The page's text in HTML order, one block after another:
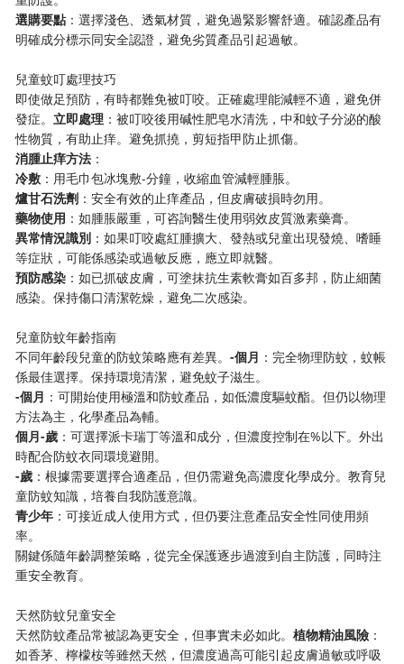
​選購要點​ ​：選擇淺色、透氣材質，避免過緊影響舒適。確認產品有
明確成分標示同安全認證，避免劣質產品引起過敏。
兒童蚊叮處理技巧
即使做足預防，有時都難免被叮咬。正確處理能減輕不適，避免併
發症。​​立即處理​ ​：被叮咬後用碱性肥皂水清洗，中和蚊子分泌的酸
性物質，有助止痒。避免抓撓，剪短指甲防止抓傷。
​消腫止痒方法​ ​：
​冷敷​ ​：用毛巾包冰塊敷-分鐘，收縮血管減輕腫脹。
​爐甘石洗劑​ ​：安全有效的止痒產品，但皮膚破損時勿用。
​藥物使用​ ​：如腫脹嚴重，可咨詢醫生使用弱效皮質激素藥膏。
​異常情況識別​ ​：如果叮咬處紅腫擴大、發熱或兒童出現發燒、嗜睡
等症狀，可能係感染或過敏反應，應立即就醫。
​預防感染​ ​：如已抓破皮膚，可塗抹抗生素軟膏如百多邦，防止細菌
感染。保持傷口清潔乾燥，避免二次感染。
兒童防蚊年齡指南
不同年齡段兒童的防蚊策略應有差異。​​-個月​ ​：完全物理防蚊，蚊帳
係最佳選擇。保持環境清潔，避免蚊子滋生。
​-個月​ ​：可開始使用極溫和防蚊產品，如低濃度驅蚊酯。但仍以物理
方法為主，化學產品為輔。
​個月-歲​ ​：可選擇派卡瑞丁等溫和成分，但濃度控制在%以下。外出
時配合防蚊衣同環境避開。
​-歲​ ​：根據需要選擇合適產品，但仍需避免高濃度化學成分。教育兒
童防蚊知識，培養自我防護意識。
​青少年​ ​：可接近成人使用方式，但仍要注意產品安全性同使用頻
率。
關鍵係隨年齡調整策略，從完全保護逐步過渡到自主防護，同時注
重安全教育。
天然防蚊兒童安全
天然防蚊產品常被認為更安全，但事實未必如此。​​植物精油風險​ ​：
如香茅、檸檬桉等雖然天然，但濃度過高可能引起皮膚過敏或呼吸